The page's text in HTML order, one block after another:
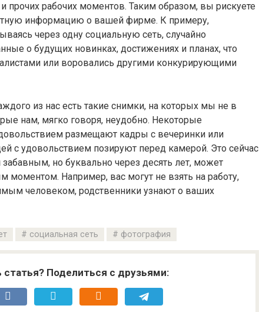
прочих рабочих моментов. Таким образом, вы рискуете
информацию о вашей фирме. К примеру,
через одну социальную сеть, случайно
о будущих новинках, достижениях и планах, что
или воровались другими конкурирующими
из нас есть такие снимки, на которых мы не в
нам, мягко говоря, неудобно. Некоторые
размещают кадры с вечеринки или
с удовольствием позируют перед камерой. Это сейчас
но буквально через десять лет, может
моментом. Например, вас могут не взять на работу,
человеком, родственники узнают о ваших
социальная сеть фотография
статья? Поделиться с друзьями: